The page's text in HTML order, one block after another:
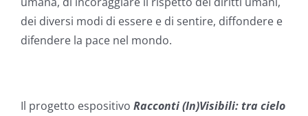
dei diversi modi di essere e di sentire, diffondere e
difendere la pace nel mondo.
Il progetto espositivo Racconti (In)Visibili: tra cielo